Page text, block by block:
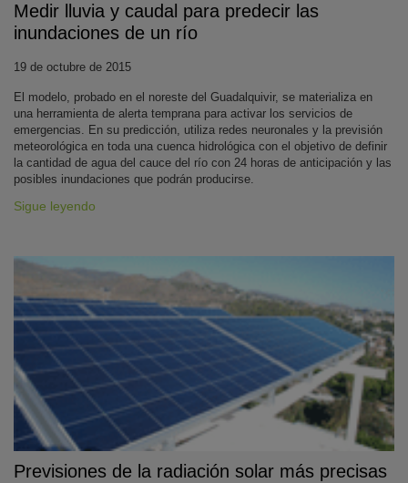
Medir lluvia y caudal para predecir las
inundaciones de un río
19 de octubre de 2015
El modelo, probado en el noreste del Guadalquivir, se materializa en
una herramienta de alerta temprana para activar los servicios de
emergencias. En su predicción, utiliza redes neuronales y la previsión
meteorológica en toda una cuenca hidrológica con el objetivo de definir
la cantidad de agua del cauce del río con 24 horas de anticipación y las
posibles inundaciones que podrán producirse.
Sigue leyendo
Previsiones de la radiación solar más precisas